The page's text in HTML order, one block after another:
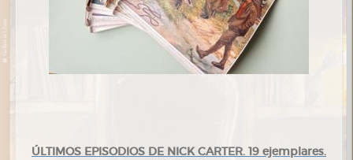
ÚLTIMOS EPISODIOS DE NICK CARTER. 19 ejemplares.